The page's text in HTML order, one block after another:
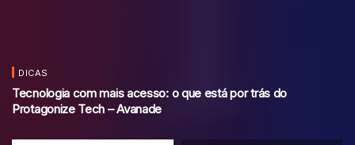
DICAS
Tecnologia com mais acesso: o que está por trás do
Protagonize Tech – Avanade